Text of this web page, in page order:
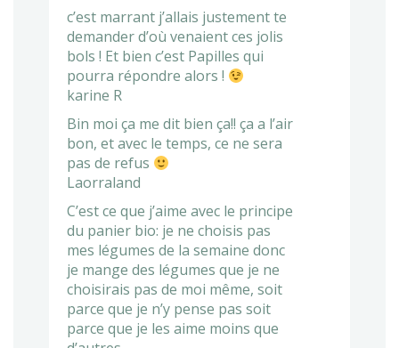
c’est marrant j’allais justement te
demander d’où venaient ces jolis
bols ! Et bien c’est Papilles qui
pourra répondre alors !
karine R
Bin moi ça me dit bien ça!! ça a l’air
bon, et avec le temps, ce ne sera
pas de refus
Laorraland
C’est ce que j’aime avec le principe
du panier bio: je ne choisis pas
mes légumes de la semaine donc
je mange des légumes que je ne
choisirais pas de moi même, soit
parce que je n’y pense pas soit
parce que je les aime moins que